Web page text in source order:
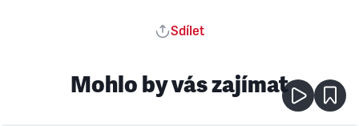
Sdílet
Mohlo by vás zajímat